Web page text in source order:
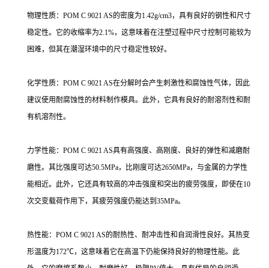
物理性质：POM C 9021 AS的密度为1.42g/cm3，具有良好的钢性和尺寸
稳定性。它的收缩率为2.1%，这意味着在注塑过程中尺寸控制可能较为
困难，但其在潮湿环境中的尺寸稳定性较好。
化学性质：POM C 9021 AS在分解时会产生刺激性和腐蚀性气体，因此
建议使用耐腐蚀性的材料制作模具。此外，它具有良好的耐溶剂性和耐
有机溶剂性。
力学性能：POM C 9021 AS具有高强度、高刚度、良好的弹性和减磨耐
磨性。其比强度可达50.5MPa，比刚度可达2650MPa，与金属的力学性
能相近。此外，它还具有较高的冲击强度和突出的疲劳强度，即使在10
次交变载荷作用下，其疲劳强度仍能达到35MPa。
热性能：POM C 9021 AS的耐热性、耐冲击性和自润滑性良好。其热变
形温度为172℃，这意味着它在高温下仍能保持良好的物理性能。此